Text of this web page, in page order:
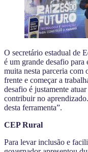
O secretário estadual de
é um grande desafio para
muita nesta parceria com
frente e começar a
desafio é justamente
contribuir no
desta ferramenta”.
CEP Rural
Para levar inclusão e